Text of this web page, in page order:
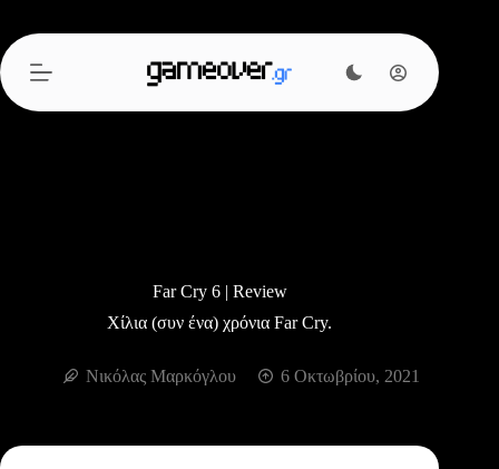
περιεχόμενο
Far Cry 6 | Review
Χίλια (συν ένα) χρόνια Far Cry.
Νικόλας Μαρκόγλου 6 Οκτωβρίου, 2021